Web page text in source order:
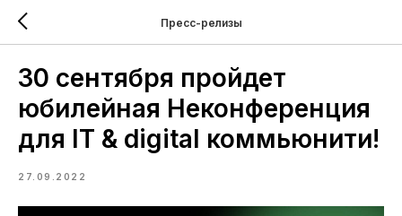
Пресс-релизы
30 сентября пройдет
юбилейная Неконференция
для IT & digital коммьюнити!
27.09.2022